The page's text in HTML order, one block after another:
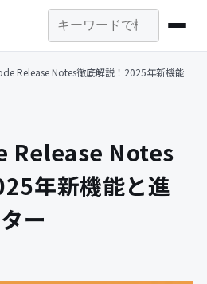
Release Notes徹底解説！2025年新機能
Release Notes
年新機能と進
ー